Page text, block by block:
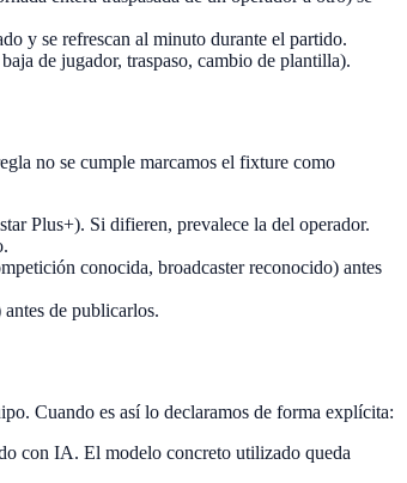
y se refrescan al minuto durante el partido.
de jugador, traspaso, cambio de plantilla).
no se cumple marcamos el fixture como
Plus+). Si difieren, prevalece la del operador.
conocida, broadcaster reconocido) antes
de publicarlos.
Cuando es así lo declaramos de forma explícita:
con IA. El modelo concreto utilizado queda